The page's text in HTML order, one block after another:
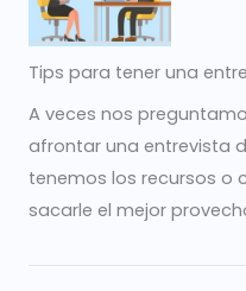
Tips para tener una
A veces nos
afrontar una entrevista
tenemos los recursos o
sacarle el mejor